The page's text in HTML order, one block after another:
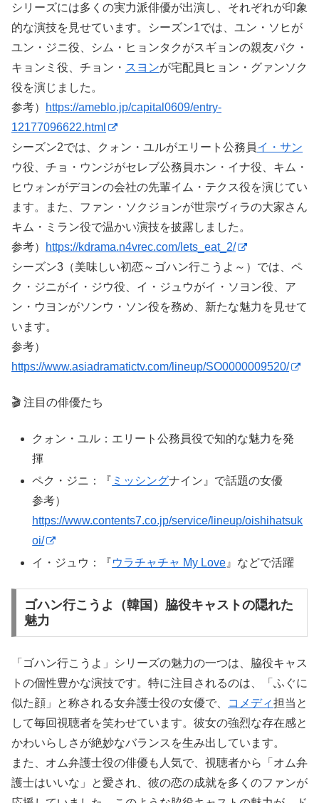
シリーズには多くの実力派俳優が出演し、それぞれが印象
的な演技を見せています。シーズン1では、ユン・ソヒが
ユン・ジニ役、シム・ヒョンタクがスギョンの親友パク・
キョンミ役、チョン・ スヨンが宅配員ヒョン・グァンソク
役を演じました。
参考）
https://ameblo.jp/capital0609/entry-
12177096622.html
シーズン2では、クォン・ユルがエリート公務員イ・サン
ウ役、チョ・ウンジがセレブ公務員ホン・イナ役、キム・
ヒウォンがデヨンの会社の先輩イム・テクス役を演じてい
ます。また、ファン・ソクジョンが世宗ヴィラの大家さん
キム・ミラン役で温かい演技を披露しました。
参考）
https://kdrama.n4vrec.com/lets_eat_2/
シーズン3（美味しい初恋～ゴハン行こうよ～）では、ペ
ク・ジニがイ・ジウ役、イ・ジュウがイ・ソヨン役、ア
ン・ウヨンがソンウ・ソン役を務め、新たな魅力を見せて
います。
参考）
https://www.asiadramatictv.com/lineup/SO0000009520/
🎬 注目の俳優たち
クォン・ユル：エリート公務員役で知的な魅力を発
揮
ペク・ジニ：『 ミッシングナイン』で話題の女優
参考）
https://www.contents7.co.jp/service/lineup/oishihatsuk
oi/
イ・ジュウ：『ウラチャチャ My Love 』などで活躍
ゴハン行こうよ（韓国）脇役キャストの隠れた
魅力
「ゴハン行こうよ」シリーズの魅力の一つは、脇役キャス
トの個性豊かな演技です。特に注目されるのは、「ふぐに
似た顔」と称される女弁護士役の女優で、
コメディ担当と
して毎回視聴者を笑わせています。彼女の強烈な存在感と
かわいらしさが絶妙なバランスを生み出しています。
また、オム弁護士役の俳優も人気で、視聴者から「オム弁
護士はいいな」と愛され、彼の恋の成就を多くのファンが